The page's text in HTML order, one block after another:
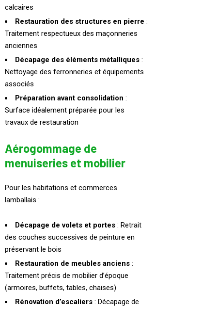
calcaires
Restauration des structures en pierre :
Traitement respectueux des maçonneries
anciennes
Décapage des éléments métalliques :
Nettoyage des ferronneries et équipements
associés
Préparation avant consolidation :
Surface idéalement préparée pour les
travaux de restauration
Aérogommage de
menuiseries et mobilier
Pour les habitations et commerces
lamballais :
Décapage de volets et portes : Retrait
des couches successives de peinture en
préservant le bois
Restauration de meubles anciens :
Traitement précis de mobilier d’époque
(armoires, buffets, tables, chaises)
Rénovation d’escaliers : Décapage de